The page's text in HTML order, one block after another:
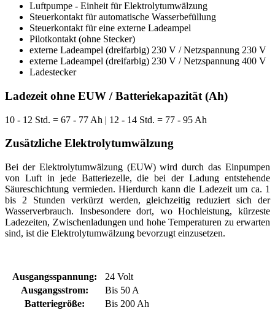
Luftpumpe - Einheit für Elektrolytumwälzung
Steuerkontakt für automatische Wasserbefüllung
Steuerkontakt für eine externe Ladeampel
Pilotkontakt (ohne Stecker)
externe Ladeampel (dreifarbig) 230 V / Netzspannung 230 V
externe Ladeampel (dreifarbig) 230 V / Netzspannung 400 V
Ladestecker
Ladezeit ohne EUW / Batteriekapazität (Ah)
10 - 12 Std. = 67 - 77 Ah | 12 - 14 Std. = 77 - 95 Ah
Zusätzliche Elektrolytumwälzung
Bei der Elektrolytumwälzung (EUW) wird durch das Einpumpen
von Luft in jede Batteriezelle, die bei der Ladung entstehende
Säureschichtung vermieden. Hierdurch kann die Ladezeit um ca. 1
bis 2 Stunden verkürzt werden, gleichzeitig reduziert sich der
Wasserverbrauch. Insbesondere dort, wo Hochleistung, kürzeste
Ladezeiten, Zwischenladungen und hohe Temperaturen zu erwarten
sind, ist die Elektrolytumwälzung bevorzugt einzusetzen.
Ausgangsspannung:
24 Volt
Ausgangsstrom:
Bis 50 A
Batteriegröße:
Bis 200 Ah